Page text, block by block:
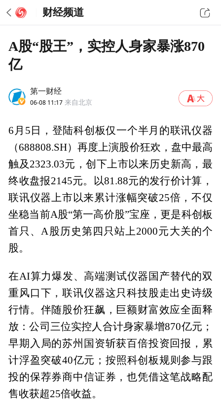
财经频道
A股“股王”，实控人身家暴涨870
亿
第一财经
06-08 11:17 来自北京
6月5日，登陆科创板仅一个半月的联讯仪器
（688808.SH）再度上演股价狂欢，盘中最高
触及2323.03元，创下上市以来历史新高，最
终收盘报2145元。以81.88元的发行价计算，
联讯仪器上市以来累计涨幅突破25倍，不仅
坐稳当前A股“第一高价股”宝座，更是科创板
首只、A股历史第四只站上2000元大关的个
股。
在AI算力爆发、高端测试仪器国产替代的双
重风口下，联讯仪器这只科技股走出史诗级
行情。伴随股价狂飙，巨额财富效应全面释
放：公司三位实控人合计身家暴增870亿元；
早期入局的苏州国资斩获百倍投资回报，累
计浮盈突破40亿元；按照科创板规则参与跟
投的保荐券商中信证券，也凭借这笔战略配
售收获超25倍收益。